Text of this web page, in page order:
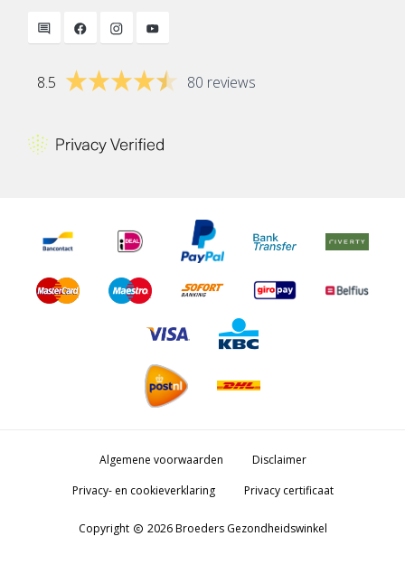
8.5 80 reviews
Algemene voorwaarden
Disclaimer
Privacy- en cookieverklaring
Privacy certificaat
Copyright copyright 2026 Broeders Gezondheidswinkel